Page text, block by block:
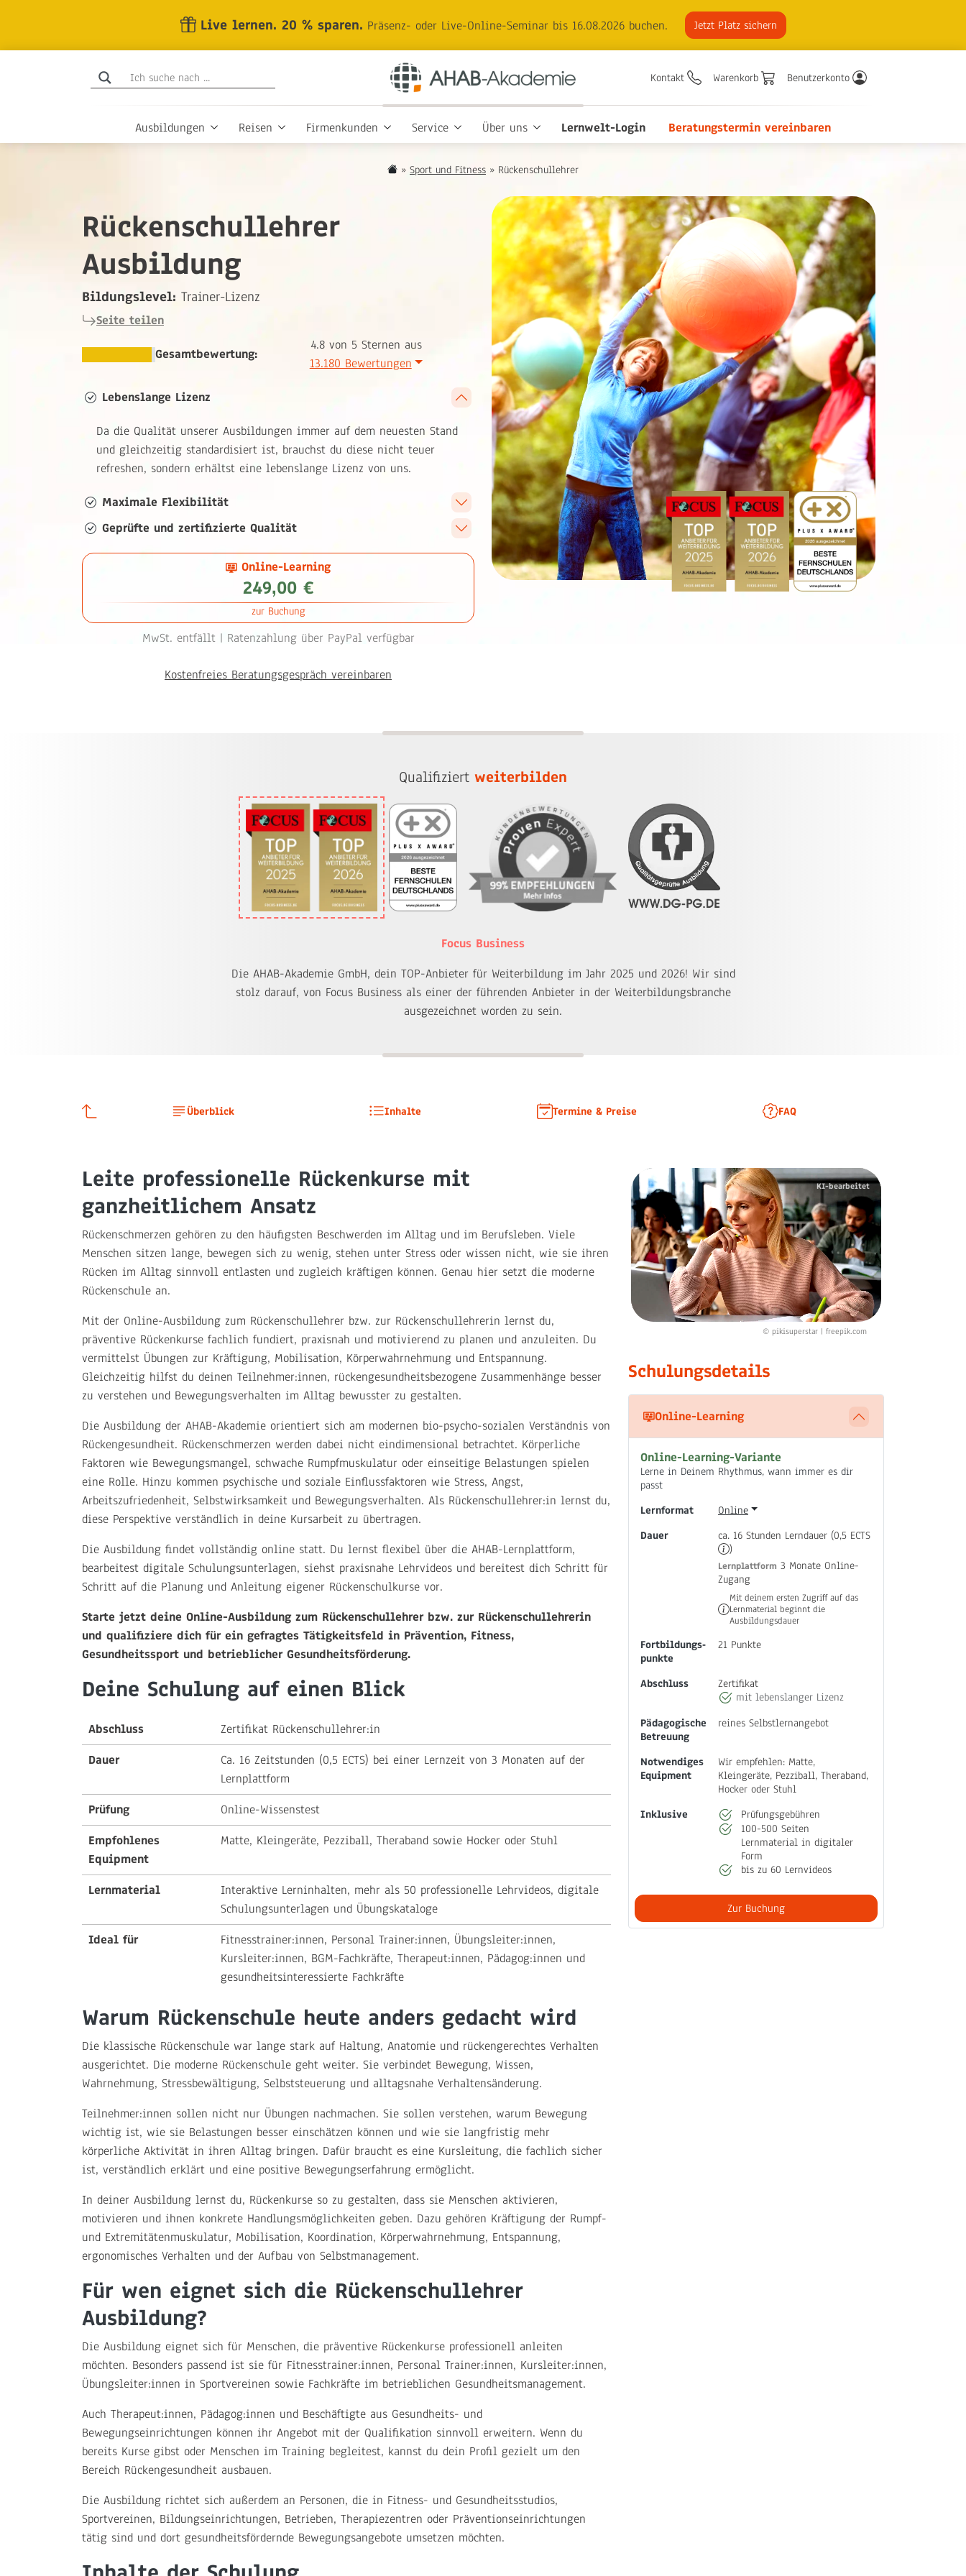
Live lernen. 20 % sparen. Präsenz- oder Live-Online-Seminar bis 16.08.2026 buchen. Jetzt Platz sichern
Kontakt Warenkorb Benutzerkonto
Ausbildungen Reisen Firmenkunden Service Über uns Lernwelt-Login Beratungstermin vereinbaren
» Sport und Fitness » Rückenschullehrer
Rückenschullehrer
Ausbildung
Bildungslevel: Trainer-Lizenz
Seite teilen
Gesamtbewertung:
4.8 von 5 Sternen aus
13.180 Bewertungen
Lebenslange Lizenz
Da die Qualität unserer Ausbildungen immer auf dem neuesten Stand
und gleichzeitig standardisiert ist, brauchst du diese nicht teuer
refreshen, sondern erhältst eine lebenslange Lizenz von uns.
Maximale Flexibilität
Geprüfte und zertifizierte Qualität
Online-Learning
249,00 €
zur Buchung
MwSt. entfällt | Ratenzahlung über PayPal verfügbar
Kostenfreies Beratungsgespräch vereinbaren
Qualifiziert weiterbilden
Focus Business
Die AHAB-Akademie GmbH, dein TOP-Anbieter für Weiterbildung im Jahr 2025 und 2026! Wir sind
stolz darauf, von Focus Business als einer der führenden Anbieter in der Weiterbildungsbranche
ausgezeichnet worden zu sein.
Überblick Inhalte Termine & Preise FAQ
KI-bearbeitet
© pikisuperstar | freepik.com
Schulungsdetails
Online-Learning
Online-Learning-Variante
Lerne in Deinem Rhythmus, wann immer es dir
passt
Lernformat
Online
Dauer
ca. 16 Stunden Lerndauer (0,5 ECTS
)
Lernplattform 3 Monate Online-
Zugang
Mit deinem ersten Zugriff auf das
Lernmaterial beginnt die
Ausbildungsdauer
Fortbildungs‐
punkte
21 Punkte
Abschluss
Zertifikat
mit lebenslanger Lizenz
Pädagogische
Betreuung
reines Selbstlernangebot
Notwendiges
Equipment
Wir empfehlen: Matte,
Kleingeräte, Pezziball, Theraband,
Hocker oder Stuhl
Inklusive
Prüfungsgebühren
100-500 Seiten
Lernmaterial in digitaler
Form
bis zu 60 Lernvideos
Zur Buchung
Leite professionelle Rückenkurse mit
ganzheitlichem Ansatz
Rückenschmerzen gehören zu den häufigsten Beschwerden im Alltag und im Berufsleben. Viele
Menschen sitzen lange, bewegen sich zu wenig, stehen unter Stress oder wissen nicht, wie sie ihren
Rücken im Alltag sinnvoll entlasten und zugleich kräftigen können. Genau hier setzt die moderne
Rückenschule an.
Mit der Online-Ausbildung zum Rückenschullehrer bzw. zur Rückenschullehrerin lernst du,
präventive Rückenkurse fachlich fundiert, praxisnah und motivierend zu planen und anzuleiten. Du
vermittelst Übungen zur Kräftigung, Mobilisation, Körperwahrnehmung und Entspannung.
Gleichzeitig hilfst du deinen Teilnehmer:innen, rückengesundheitsbezogene Zusammenhänge besser
zu verstehen und Bewegungsverhalten im Alltag bewusster zu gestalten.
Die Ausbildung der AHAB-Akademie orientiert sich am modernen bio-psycho-sozialen Verständnis von
Rückengesundheit. Rückenschmerzen werden dabei nicht eindimensional betrachtet. Körperliche
Faktoren wie Bewegungsmangel, schwache Rumpfmuskulatur oder einseitige Belastungen spielen
eine Rolle. Hinzu kommen psychische und soziale Einflussfaktoren wie Stress, Angst,
Arbeitszufriedenheit, Selbstwirksamkeit und Bewegungsverhalten. Als Rückenschullehrer:in lernst du,
diese Perspektive verständlich in deine Kursarbeit zu übertragen.
Die Ausbildung findet vollständig online statt. Du lernst flexibel über die AHAB-Lernplattform,
bearbeitest digitale Schulungsunterlagen, siehst praxisnahe Lehrvideos und bereitest dich Schritt für
Schritt auf die Planung und Anleitung eigener Rückenschulkurse vor.
Starte jetzt deine Online-Ausbildung zum Rückenschullehrer bzw. zur Rückenschullehrerin
und qualifiziere dich für ein gefragtes Tätigkeitsfeld in Prävention, Fitness,
Gesundheitssport und betrieblicher Gesundheitsförderung.
Deine Schulung auf einen Blick
Abschluss
Zertifikat Rückenschullehrer:in
Dauer
Ca. 16 Zeitstunden (0,5 ECTS) bei einer Lernzeit von 3 Monaten auf der
Lernplattform
Prüfung
Online-Wissenstest
Empfohlenes
Equipment
Matte, Kleingeräte, Pezziball, Theraband sowie Hocker oder Stuhl
Lernmaterial
Interaktive Lerninhalten, mehr als 50 professionelle Lehrvideos, digitale
Schulungsunterlagen und Übungskataloge
Ideal für
Fitnesstrainer:innen, Personal Trainer:innen, Übungsleiter:innen,
Kursleiter:innen, BGM-Fachkräfte, Therapeut:innen, Pädagog:innen und
gesundheitsinteressierte Fachkräfte
Warum Rückenschule heute anders gedacht wird
Die klassische Rückenschule war lange stark auf Haltung, Anatomie und rückengerechtes Verhalten
ausgerichtet. Die moderne Rückenschule geht weiter. Sie verbindet Bewegung, Wissen,
Wahrnehmung, Stressbewältigung, Selbststeuerung und alltagsnahe Verhaltensänderung.
Teilnehmer:innen sollen nicht nur Übungen nachmachen. Sie sollen verstehen, warum Bewegung
wichtig ist, wie sie Belastungen besser einschätzen können und wie sie langfristig mehr
körperliche Aktivität in ihren Alltag bringen. Dafür braucht es eine Kursleitung, die fachlich sicher
ist, verständlich erklärt und eine positive Bewegungserfahrung ermöglicht.
In deiner Ausbildung lernst du, Rückenkurse so zu gestalten, dass sie Menschen aktivieren,
motivieren und ihnen konkrete Handlungsmöglichkeiten geben. Dazu gehören Kräftigung der Rumpf-
und Extremitätenmuskulatur, Mobilisation, Koordination, Körperwahrnehmung, Entspannung,
ergonomisches Verhalten und der Aufbau von Selbstmanagement.
Für wen eignet sich die Rückenschullehrer
Ausbildung?
Die Ausbildung eignet sich für Menschen, die präventive Rückenkurse professionell anleiten
möchten. Besonders passend ist sie für Fitnesstrainer:innen, Personal Trainer:innen, Kursleiter:innen,
Übungsleiter:innen in Sportvereinen sowie Fachkräfte im betrieblichen Gesundheitsmanagement.
Auch Therapeut:innen, Pädagog:innen und Beschäftigte aus Gesundheits- und
Bewegungseinrichtungen können ihr Angebot mit der Qualifikation sinnvoll erweitern. Wenn du
bereits Kurse gibst oder Menschen im Training begleitest, kannst du dein Profil gezielt um den
Bereich Rückengesundheit ausbauen.
Die Ausbildung richtet sich außerdem an Personen, die in Fitness- und Gesundheitsstudios,
Sportvereinen, Bildungseinrichtungen, Betrieben, Therapiezentren oder Präventionseinrichtungen
tätig sind und dort gesundheitsfördernde Bewegungsangebote umsetzen möchten.